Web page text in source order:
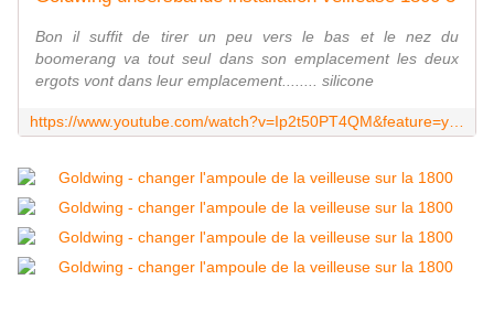
Bon il suffit de tirer un peu vers le bas et le nez du
boomerang va tout seul dans son emplacement les deux
ergots vont dans leur emplacement........ silicone